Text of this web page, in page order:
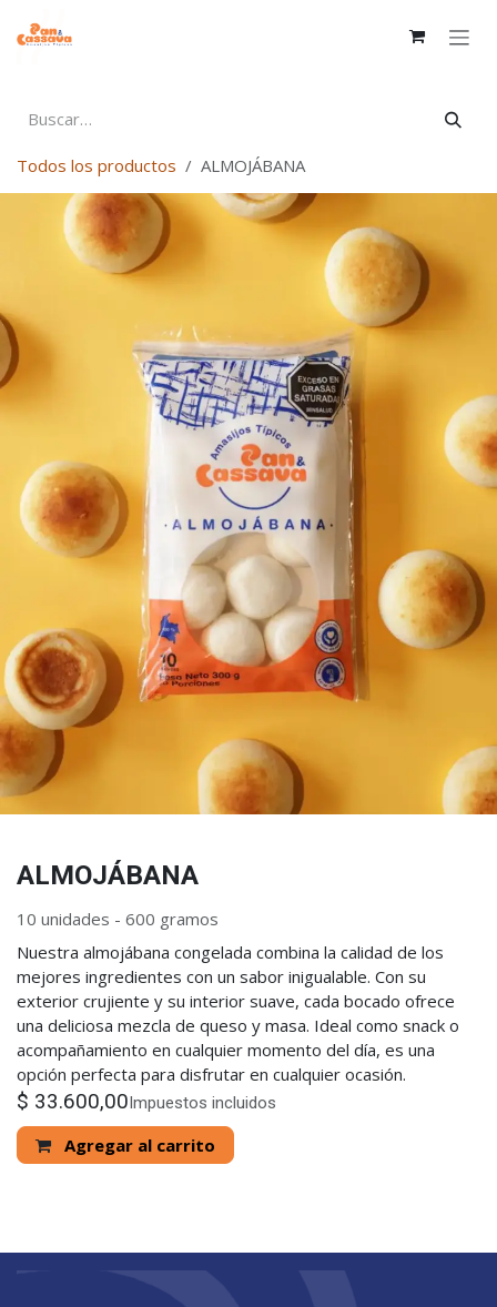
Todos los productos ALMOJÁBANA
ALMOJÁBANA
10 unidades - 600 gramos
Nuestra almojábana congelada combina la calidad de los
mejores ingredientes con un sabor inigualable. Con su
exterior crujiente y su interior suave, cada bocado ofrece
una deliciosa mezcla de queso y masa. Ideal como snack o
acompañamiento en cualquier momento del día, es una
opción perfecta para disfrutar en cualquier ocasión.
$ 33.600,00Impuestos incluidos
Agregar al carrito